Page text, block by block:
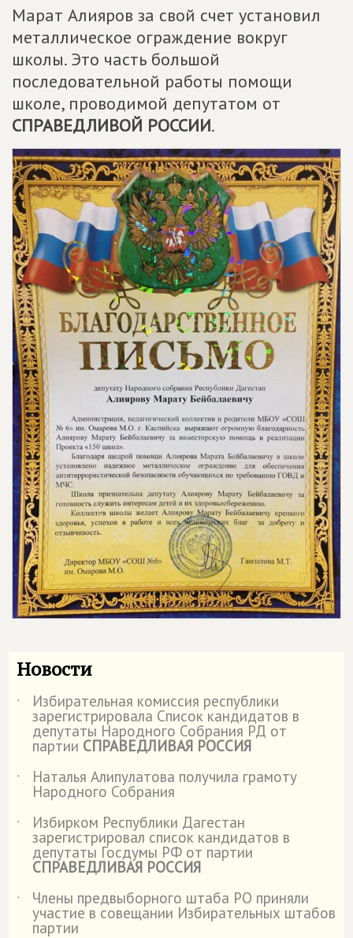
Марат Алияров за свой счет установил
металлическое ограждение вокруг
школы. Это часть большой
последовательной работы помощи
школе, проводимой депутатом от
СПРАВЕДЛИВОЙ РОССИИ.
Новости
˙ Избирательная комиссия республики
зарегистрировала Список кандидатов в
депутаты Народного Собрания РД от
партии СПРАВЕДЛИВАЯ РОССИЯ
˙
Наталья Алипулатова получила грамоту
Народного Собрания
˙
Избирком Республики Дагестан
зарегистрировал список кандидатов в
депутаты Госдумы РФ от партии
СПРАВЕДЛИВАЯ РОССИЯ
˙
Члены предвыборного штаба РО приняли
участие в совещании Избирательных штабов
партии